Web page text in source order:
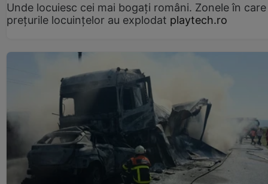
Unde locuiesc cei mai bogați români. Zonele în care
prețurile locuințelor au explodat playtech.ro